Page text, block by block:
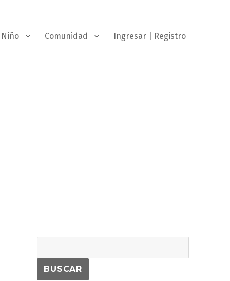
Niño Comunidad Ingresar | Registro